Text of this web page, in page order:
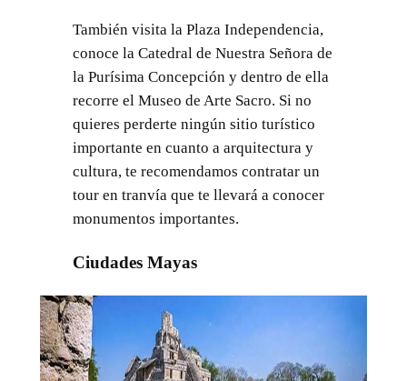
También visita la Plaza Independencia,
conoce la Catedral de Nuestra Señora de
la Purísima Concepción y dentro de ella
recorre el Museo de Arte Sacro. Si no
quieres perderte ningún sitio turístico
importante en cuanto a arquitectura y
cultura, te recomendamos contratar un
tour en tranvía que te llevará a conocer
monumentos importantes.
Ciudades Mayas